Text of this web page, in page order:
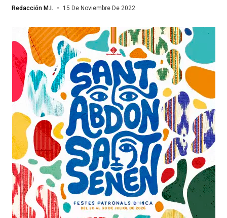
Redacción M.I. 15 De Noviembre De 2022